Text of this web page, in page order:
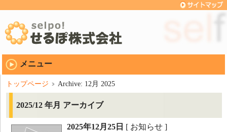
メニュー
トップページ Archive: 12月 2025
2025/12 年月 アーカイブ
2025年12月25日 [ お知らせ ]